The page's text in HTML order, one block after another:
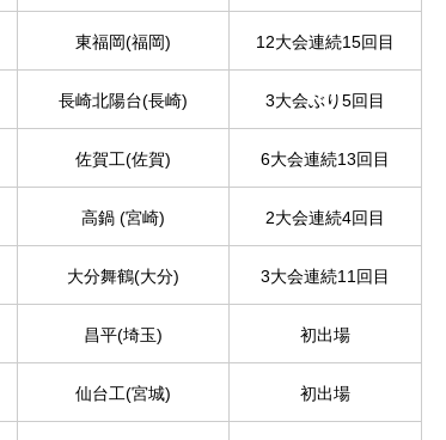
東福岡(福岡) 12大会連続15回目
長崎北陽台(長崎) 3大会ぶり5回目
佐賀工(佐賀) 6大会連続13回目
高鍋 (宮崎) 2大会連続4回目
大分舞鶴(大分) 3大会連続11回目
昌平(埼玉) 初出場
仙台工(宮城) 初出場